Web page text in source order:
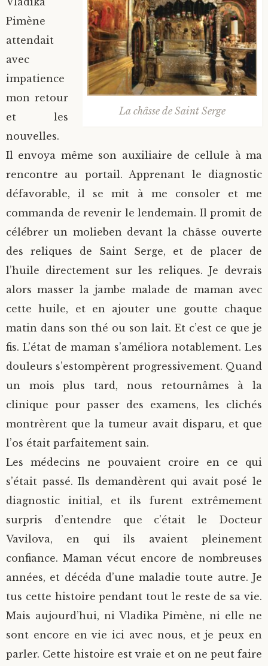
La châsse de Saint Serge
Pimène
attendait
avec
impatience
mon retour
et les
nouvelles.
Il envoya même son auxiliaire de cellule à ma
rencontre au portail. Apprenant le diagnostic
défavorable, il se mit à me consoler et me
commanda de revenir le lendemain. Il promit de
célébrer un molieben devant la châsse ouverte
des reliques de Saint Serge, et de placer de
l’huile directement sur les reliques. Je devrais
alors masser la jambe malade de maman avec
cette huile, et en ajouter une goutte chaque
matin dans son thé ou son lait. Et c’est ce que je
fis. L’état de maman s’améliora notablement. Les
douleurs s’estompèrent progressivement. Quand
un mois plus tard, nous retournâmes à la
clinique pour passer des examens, les clichés
montrèrent que la tumeur avait disparu, et que
l’os était parfaitement sain.
Les médecins ne pouvaient croire en ce qui
s’était passé. Ils demandèrent qui avait posé le
diagnostic initial, et ils furent extrêmement
surpris d’entendre que c’était le Docteur
Vavilova, en qui ils avaient pleinement
confiance. Maman vécut encore de nombreuses
années, et décéda d’une maladie toute autre. Je
tus cette histoire pendant tout le reste de sa vie.
Mais aujourd’hui, ni Vladika Pimène, ni elle ne
sont encore en vie ici avec nous, et je peux en
parler. Cette histoire est vraie et on ne peut faire